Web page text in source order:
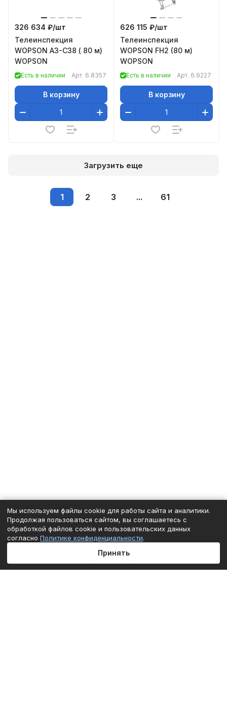
326 634 ₽/шт
Телеинспекция
WOPSON A3-C38 ( 80 м)
WOPSON
Есть в наличии Арт. 6.8357
В корзину
626 115 ₽/шт
Телеинспекция
WOPSON FН2 (80 м)
WOPSON
Есть в наличии Арт. 6.9227
В корзину
Загрузить еще
1 2 3 ... 61
Сравнение
Мы используем файлы cookie для работы сайта и аналитики.
Продолжая пользоваться сайтом, вы соглашаетесь с
обработкой файлов cookie и пользовательских данных
согласно Политике конфиденциальности.
Принять